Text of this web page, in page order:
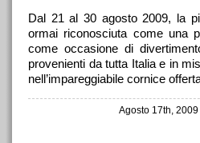
Dal 21 al 30 agosto 2009, la
ormai riconosciuta come una
come occasione di
provenienti da tutta Italia e in
nell’impareggiabile cornice
Agosto 17th, 2009